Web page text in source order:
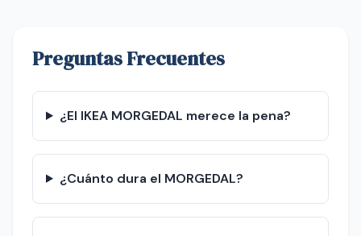
Preguntas Frecuentes
¿El IKEA MORGEDAL merece la pena?
¿Cuánto dura el MORGEDAL?